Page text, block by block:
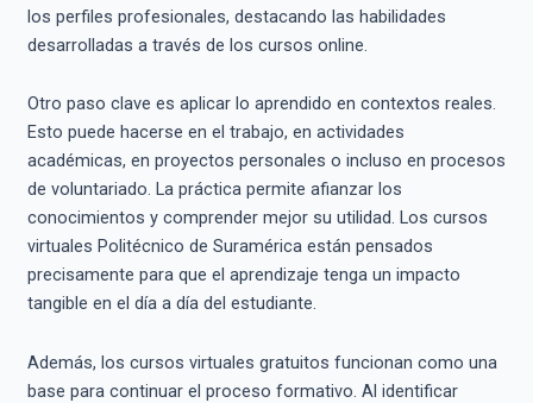
los perfiles profesionales, destacando las habilidades
desarrolladas a través de los cursos online.
Otro paso clave es aplicar lo aprendido en contextos reales.
Esto puede hacerse en el trabajo, en actividades
académicas, en proyectos personales o incluso en procesos
de voluntariado. La práctica permite afianzar los
conocimientos y comprender mejor su utilidad. Los cursos
virtuales Politécnico de Suramérica están pensados
precisamente para que el aprendizaje tenga un impacto
tangible en el día a día del estudiante.
Además, los cursos virtuales gratuitos funcionan como una
base para continuar el proceso formativo. Al identificar